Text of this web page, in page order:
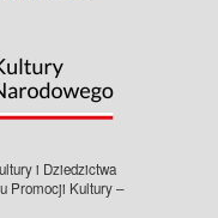
i Dziedzictwa
Promocji Kultury –